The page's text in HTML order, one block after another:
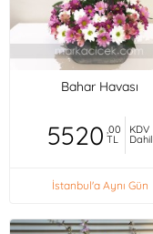
Bahar Havası
5520 ,00
TL
KDV
Dahil
İstanbul'a Aynı Gün